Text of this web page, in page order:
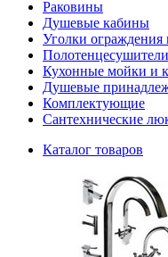
Раковины
Душевые кабины
Уголки
Полотенцесушители
Кухонные мойки и
Душевые
Комплектующие
Сантехнические
Каталог товаров